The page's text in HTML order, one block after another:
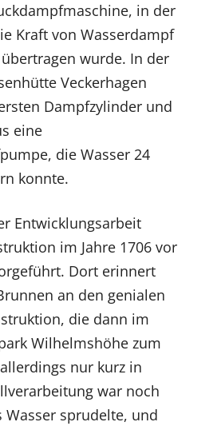
in der
Kraft von Wasserdampf
wurde. In der
Veckerhagen
Dampfzylinder und
eine
die Wasser 24
konnte.
Entwicklungsarbeit
im Jahre 1706 vor
Dort erinnert
an den genialen
die dann im
Wilhelmshöhe zum
nur kurz in
war noch
Wasser sprudelte, und